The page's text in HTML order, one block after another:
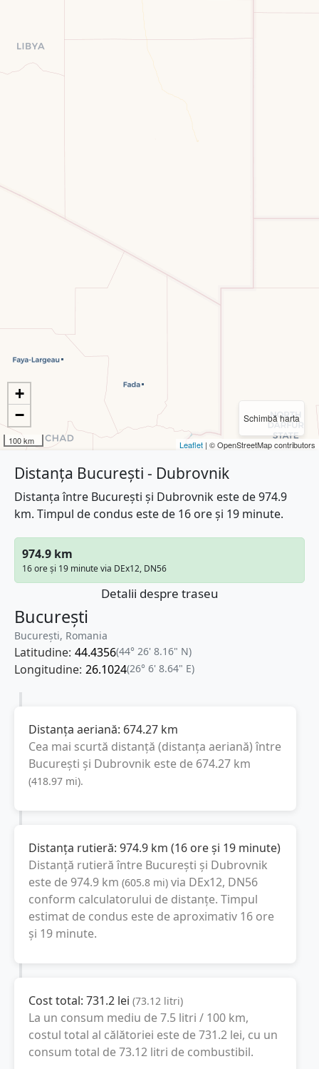
Schimbă harta
+
−
100 km Leaflet | © OpenStreetMap contributors
Distanța București - Dubrovnik
Distanța între București și Dubrovnik este de 974.9
km. Timpul de condus este de 16 ore și 19 minute.
974.9 km
16 ore și 19 minute via DEx12, DN56
Detalii despre traseu
București
București, Romania
Latitudine: 44.4356(44° 26' 8.16" N)
Longitudine: 26.1024(26° 6' 8.64" E)
Distanța aeriană: 674.27 km
Cea mai scurtă distanță (distanța aeriană) între
București și Dubrovnik este de 674.27 km
(418.97 mi).
Distanța rutieră: 974.9 km (16 ore și 19 minute)
Distanță rutieră între București și Dubrovnik
este de 974.9 km (605.8 mi) via DEx12, DN56
conform calculatorului de distanțe. Timpul
estimat de condus este de aproximativ 16 ore
și 19 minute.
Cost total: 731.2 lei (73.12 litri)
La un consum mediu de7.5 litri / 100 km,
costul total al călătoriei este de731.2 lei, cu un
consum total de73.12 litri de combustibil.